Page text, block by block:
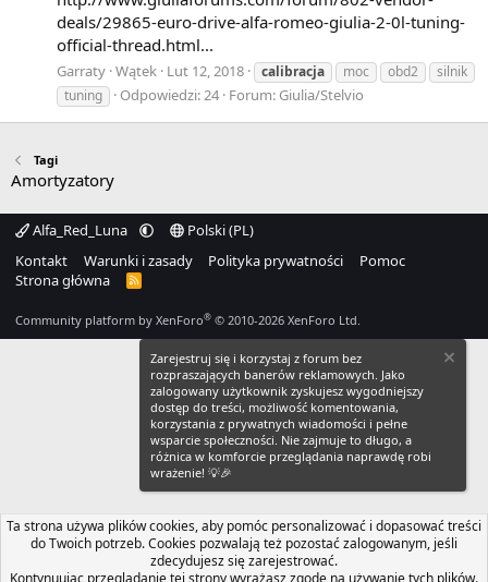
deals/29865-euro-drive-alfa-romeo-giulia-2-0l-tuning-
official-thread.html...
Garraty Wątek Lut 12, 2018 calibracja moc obd2
silnik
tuning
Odpowiedzi: 24 Forum: Giulia/Stelvio
Tagi
Amortyzatory
Alfa_Red_Luna
Polski (PL)
Kontakt
Warunki i zasady Polityka prywatności
Pomoc
Strona główna
R
Community platform by XenForo® © 2010-2026 XenForo Ltd.
Zarejestruj się i korzystaj z forum bez
rozpraszających banerów reklamowych. Jako
zalogowany użytkownik zyskujesz wygodniejszy
dostęp do treści, możliwość komentowania,
korzystania z prywatnych wiadomości i pełne
wsparcie społeczności. Nie zajmuje to długo, a
różnica w komforcie przeglądania naprawdę robi
wrażenie! 💡🎉
Ta strona używa plików cookies, aby pomóc personalizować i dopasować treści
do Twoich potrzeb. Cookies pozwalają też pozostać zalogowanym, jeśli
zdecydujesz się zarejestrować.
Kontynuując przeglądanie tej strony wyrażasz zgodę na używanie tych plików.